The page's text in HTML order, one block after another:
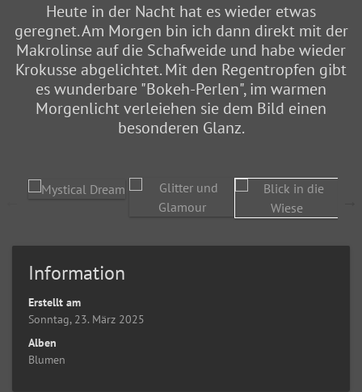
Heute in der Nacht hat es wieder etwas
geregnet. Am Morgen bin ich dann direkt mit der
Makrolinse auf die Schafweide und habe wieder
Krokusse abgelichtet. Mit den Regentropfen gibt
es wunderbare "Bokeh-Perlen", im warmen
Morgenlicht verleiehen sie dem Bild einen
besonderen Glanz.
Information
Erstellt am
Sonntag, 23. März 2025
Alben
Blumen